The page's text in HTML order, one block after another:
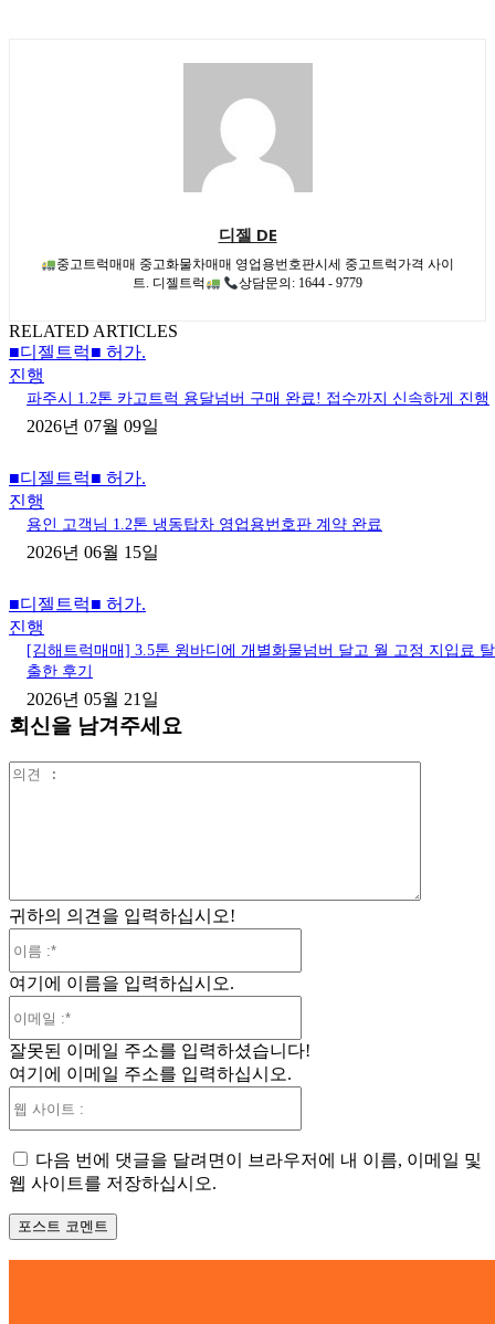
디젤 DE
중고트럭매매 중고화물차매매 영업용번호판시세 중고트럭가격 사이
트. 디젤트럭
상담문의: 1644 - 9779
RELATED ARTICLES
■디젤트럭■ 허가.
진행
파주시 1.2톤 카고트럭 용달넘버 구매 완료! 접수까지 신속하게 진행
2026년 07월 09일
■디젤트럭■ 허가.
진행
용인 고객님 1.2톤 냉동탑차 영업용번호판 계약 완료
2026년 06월 15일
■디젤트럭■ 허가.
진행
[김해트럭매매] 3.5톤 윙바디에 개별화물넘버 달고 월 고정 지입료 탈
출한 후기
2026년 05월 21일
회신을 남겨주세요
귀하의 의견을 입력하십시오!
여기에 이름을 입력하십시오.
일
잘못된 이메일 주소를 입력하셨습니다!
여기에 이메일 주소를 입력하십시오.
트
다음 번에 댓글을 달려면이 브라우저에 내 이름, 이메일 및
웹 사이트를 저장하십시오.